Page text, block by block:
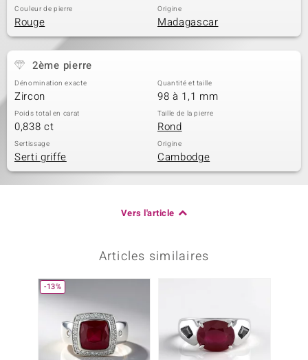
Couleur de pierre
Rouge
Origine
Madagascar
2ème pierre
Dénomination exacte
Zircon
Quantité et taille
98 à 1,1 mm
Poids total en carat
0,838 ct
Taille de la pierre
Rond
Sertissage
Serti griffe
Origine
Cambodge
Vers l'article
Articles similaires
-13%